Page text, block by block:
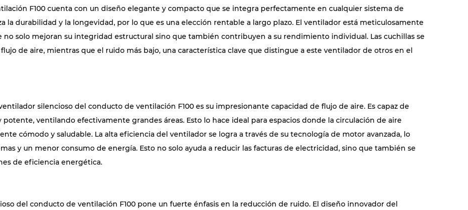
F100 cuenta con un diseño elegante y compacto que se integra perfectamente en cualquier sistema de
la durabilidad y la longevidad, por lo que es una elección rentable a largo plazo. El ventilador está meticulosamente
no solo mejoran su integridad estructural sino que también contribuyen a su rendimiento individual. Las cuchillas se
de aire, mientras que el ruido más bajo, una característica clave que distingue a este ventilador de otros en el
silencioso del conducto de ventilación F100 es su impresionante capacidad de flujo de aire. Es capaz de
ventilando efectivamente grandes áreas. Esto lo hace ideal para espacios donde la circulación de aire
cómodo y saludable. La alta eficiencia del ventilador se logra a través de su tecnología de motor avanzada, lo
y un menor consumo de energía. Esto no solo ayuda a reducir las facturas de electricidad, sino que también se
de eficiencia energética.
del conducto de ventilación F100 pone un fuerte énfasis en la reducción de ruido. El diseño innovador del